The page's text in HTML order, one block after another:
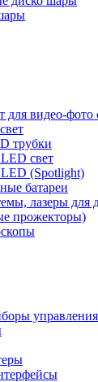
для видео-фото
трубки
свет
(Spotlight)
батареи
лазеры для
прожекторы)